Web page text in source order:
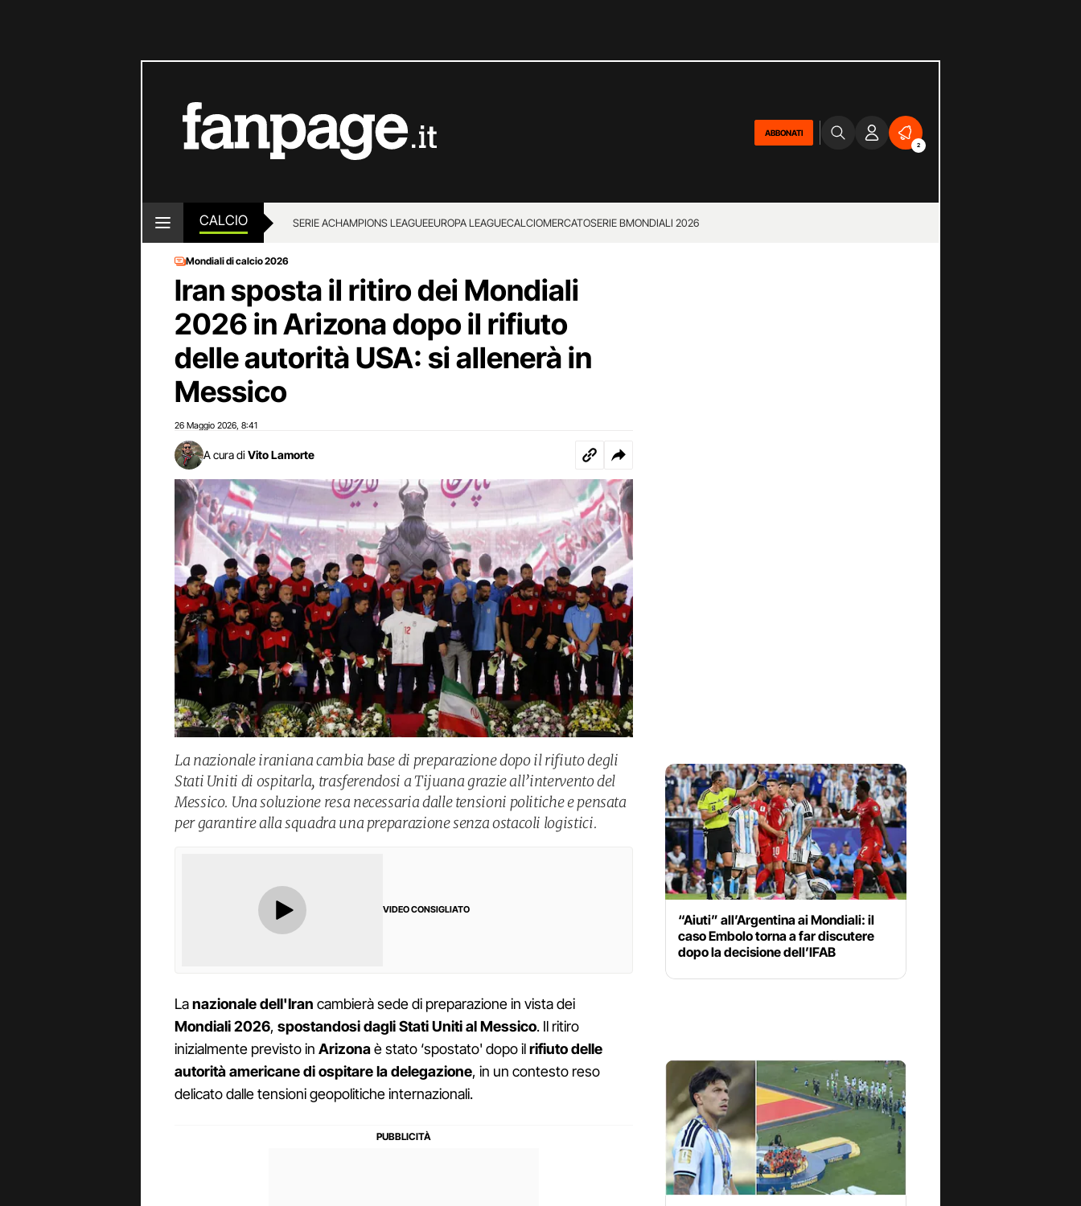
ABBONATI
2
CALCIO SERIE ACHAMPIONS LEAGUEEUROPA LEAGUECALCIOMERCATOSERIE BMONDIALI 2026
Mondiali di calcio 2026
Iran sposta il ritiro dei Mondiali
2026 in Arizona dopo il rifiuto
delle autorità USA: si allenerà in
Messico
26 Maggio 2026 8:41
A cura di Vito Lamorte
La nazionale iraniana cambia base di preparazione dopo il rifiuto degli
Stati Uniti di ospitarla, trasferendosi a Tijuana grazie all’intervento del
Messico. Una soluzione resa necessaria dalle tensioni politiche e pensata
per garantire alla squadra una preparazione senza ostacoli logistici.
VIDEO CONSIGLIATO
Lanazionale dell'Iran cambierà sede di preparazione in vista dei
Mondiali 2026, spostandosi dagli Stati Uniti al Messico. Il ritiro
inizialmente previsto in Arizonaè stato ‘spostato' dopo ilrifiuto delle
autorità americane di ospitare la delegazione, in un contesto reso
delicato dalle tensioni geopolitiche internazionali.
“Aiuti” all’Argentina ai Mondiali: il
caso Embolo torna a far discutere
dopo la decisione dell’IFAB